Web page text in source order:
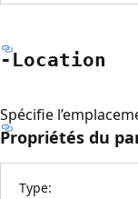
-Location
Spécifie
Propriétés du
Type: